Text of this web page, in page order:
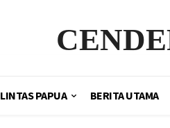
LINTAS PAPUA BERITA UTAMA